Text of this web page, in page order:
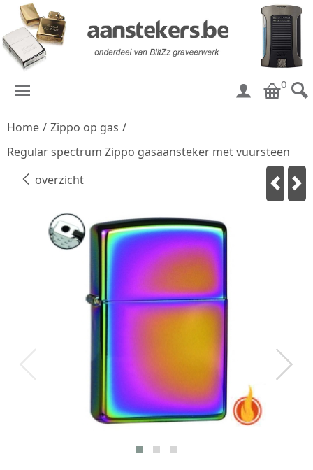
0
Home / Zippo op gas /
Regular spectrum Zippo gasaansteker met vuursteen
overzicht